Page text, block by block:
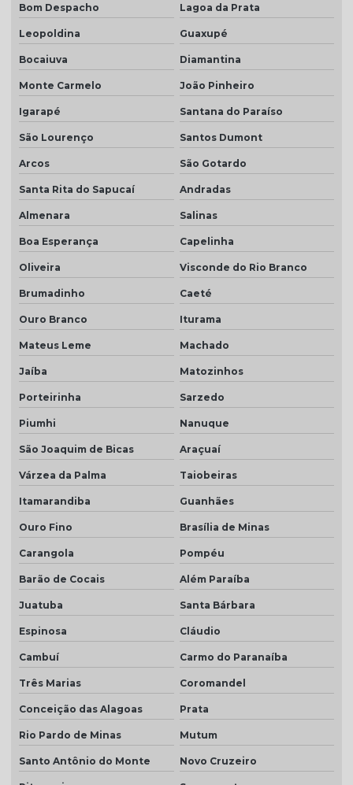
Bom Despacho Lagoa da Prata
Leopoldina Guaxupé
Bocaiuva Diamantina
Monte Carmelo João Pinheiro
Igarapé Santana do Paraíso
São Lourenço Santos Dumont
Arcos São Gotardo
Santa Rita do Sapucaí Andradas
Almenara Salinas
Boa Esperança Capelinha
Oliveira Visconde do Rio Branco
Brumadinho Caeté
Ouro Branco Iturama
Mateus Leme Machado
Jaíba Matozinhos
Porteirinha Sarzedo
Piumhi Nanuque
São Joaquim de Bicas Araçuaí
Várzea da Palma Taiobeiras
Itamarandiba Guanhães
Ouro Fino Brasília de Minas
Carangola Pompéu
Barão de Cocais Além Paraíba
Juatuba Santa Bárbara
Espinosa Cláudio
Cambuí Carmo do Paranaíba
Três Marias Coromandel
Conceição das Alagoas Prata
Rio Pardo de Minas Mutum
Santo Antônio do Monte Novo Cruzeiro